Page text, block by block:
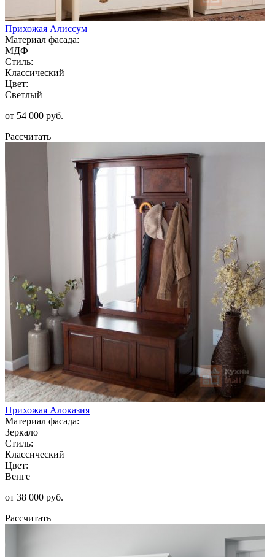
Прихожая Алиссум
Материал фасада:
МДФ
Стиль:
Классический
Цвет:
Светлый
от 54 000 руб.
Рассчитать
Прихожая Алоказия
Материал фасада:
Зеркало
Стиль:
Классический
Цвет:
Венге
от 38 000 руб.
Рассчитать